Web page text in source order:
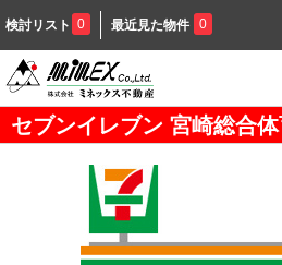
検討リスト 0 最近見た物件 0
セブンイレブン 宮崎総合